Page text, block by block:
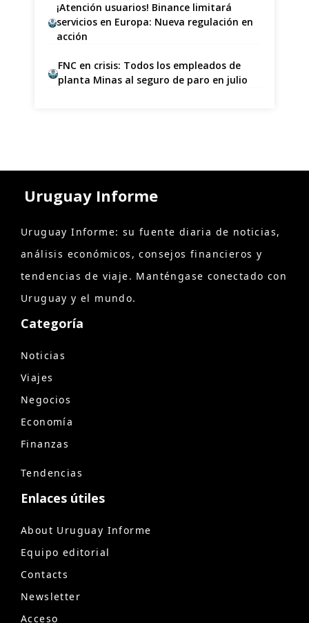
¡Atención usuarios! Binance limitará
servicios en Europa: Nueva regulación en
acción
FNC en crisis: Todos los empleados de
planta Minas al seguro de paro en julio
Uruguay Informe
Uruguay Informe: su fuente diaria de noticias,
análisis económicos, consejos financieros y
tendencias de viaje. Manténgase conectado con
Uruguay y el mundo.
Categoría
Noticias
Viajes
Negocios
Economía
Finanzas
Tendencias
Enlaces útiles
About Uruguay Informe
Equipo editorial
Contacts
Newsletter
Acceso